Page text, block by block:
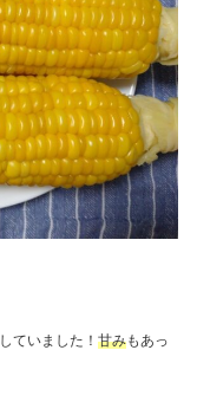
していました！ 甘みもあっ